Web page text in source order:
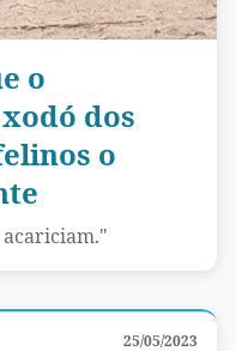
o
dos
o
acariciam."
25/05/2023